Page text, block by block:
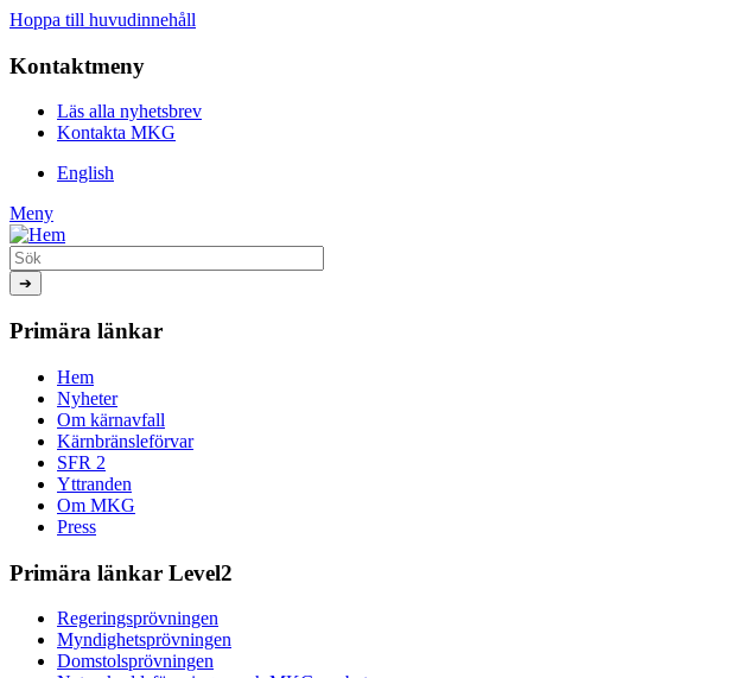
Hoppa till huvudinnehåll
Kontaktmeny
Läs alla nyhetsbrev
Kontakta MKG
English
Meny
Primära länkar
Hem
Nyheter
Om kärnavfall
Kärnbränsleförvar
SFR 2
Yttranden
Om MKG
Press
Primära länkar Level2
Regeringsprövningen
Myndighetsprövningen
Domstolsprövningen